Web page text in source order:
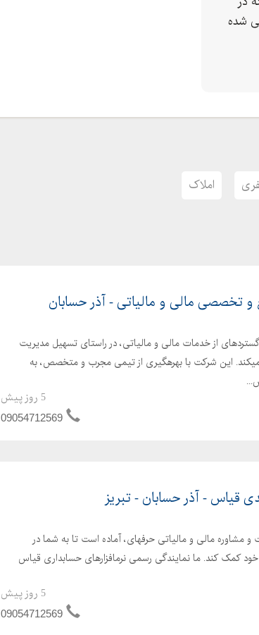
شده
املاک
تخصصی مالی و مالیاتی - آذر حسابان
از خدمات مالی و مالیاتی، در راستای تسهیل مدیریت
این شرکت با بهرهگیری از تیمی مجرب و متخصص، به
5 روز پیش
09054712569
قیاس - آذر حسابان - تبریز
و مشاوره مالی و مالیاتی حرفهای، آماده است تا به شما در
خود کمک کند. ما نمایندگی رسمی نرمافزارهای حسابداری قیاس
5 روز پیش
09054712569